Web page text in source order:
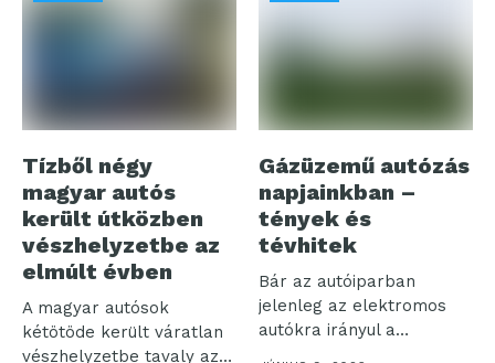
Tízből négy
magyar autós
került útközben
vészhelyzetbe az
elmúlt évben
A magyar autósok
kétötöde került váratlan
vészhelyzetbe tavaly az
Gázüzemű autózás
napjainkban –
tények és
tévhitek
Bár az autóiparban
jelenleg az elektromos
autókra irányul a
legnagyobb figyelem, a...